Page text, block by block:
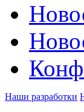
Наши разработки